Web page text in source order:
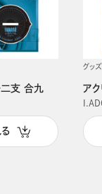
二支 合九
グッズ
ア